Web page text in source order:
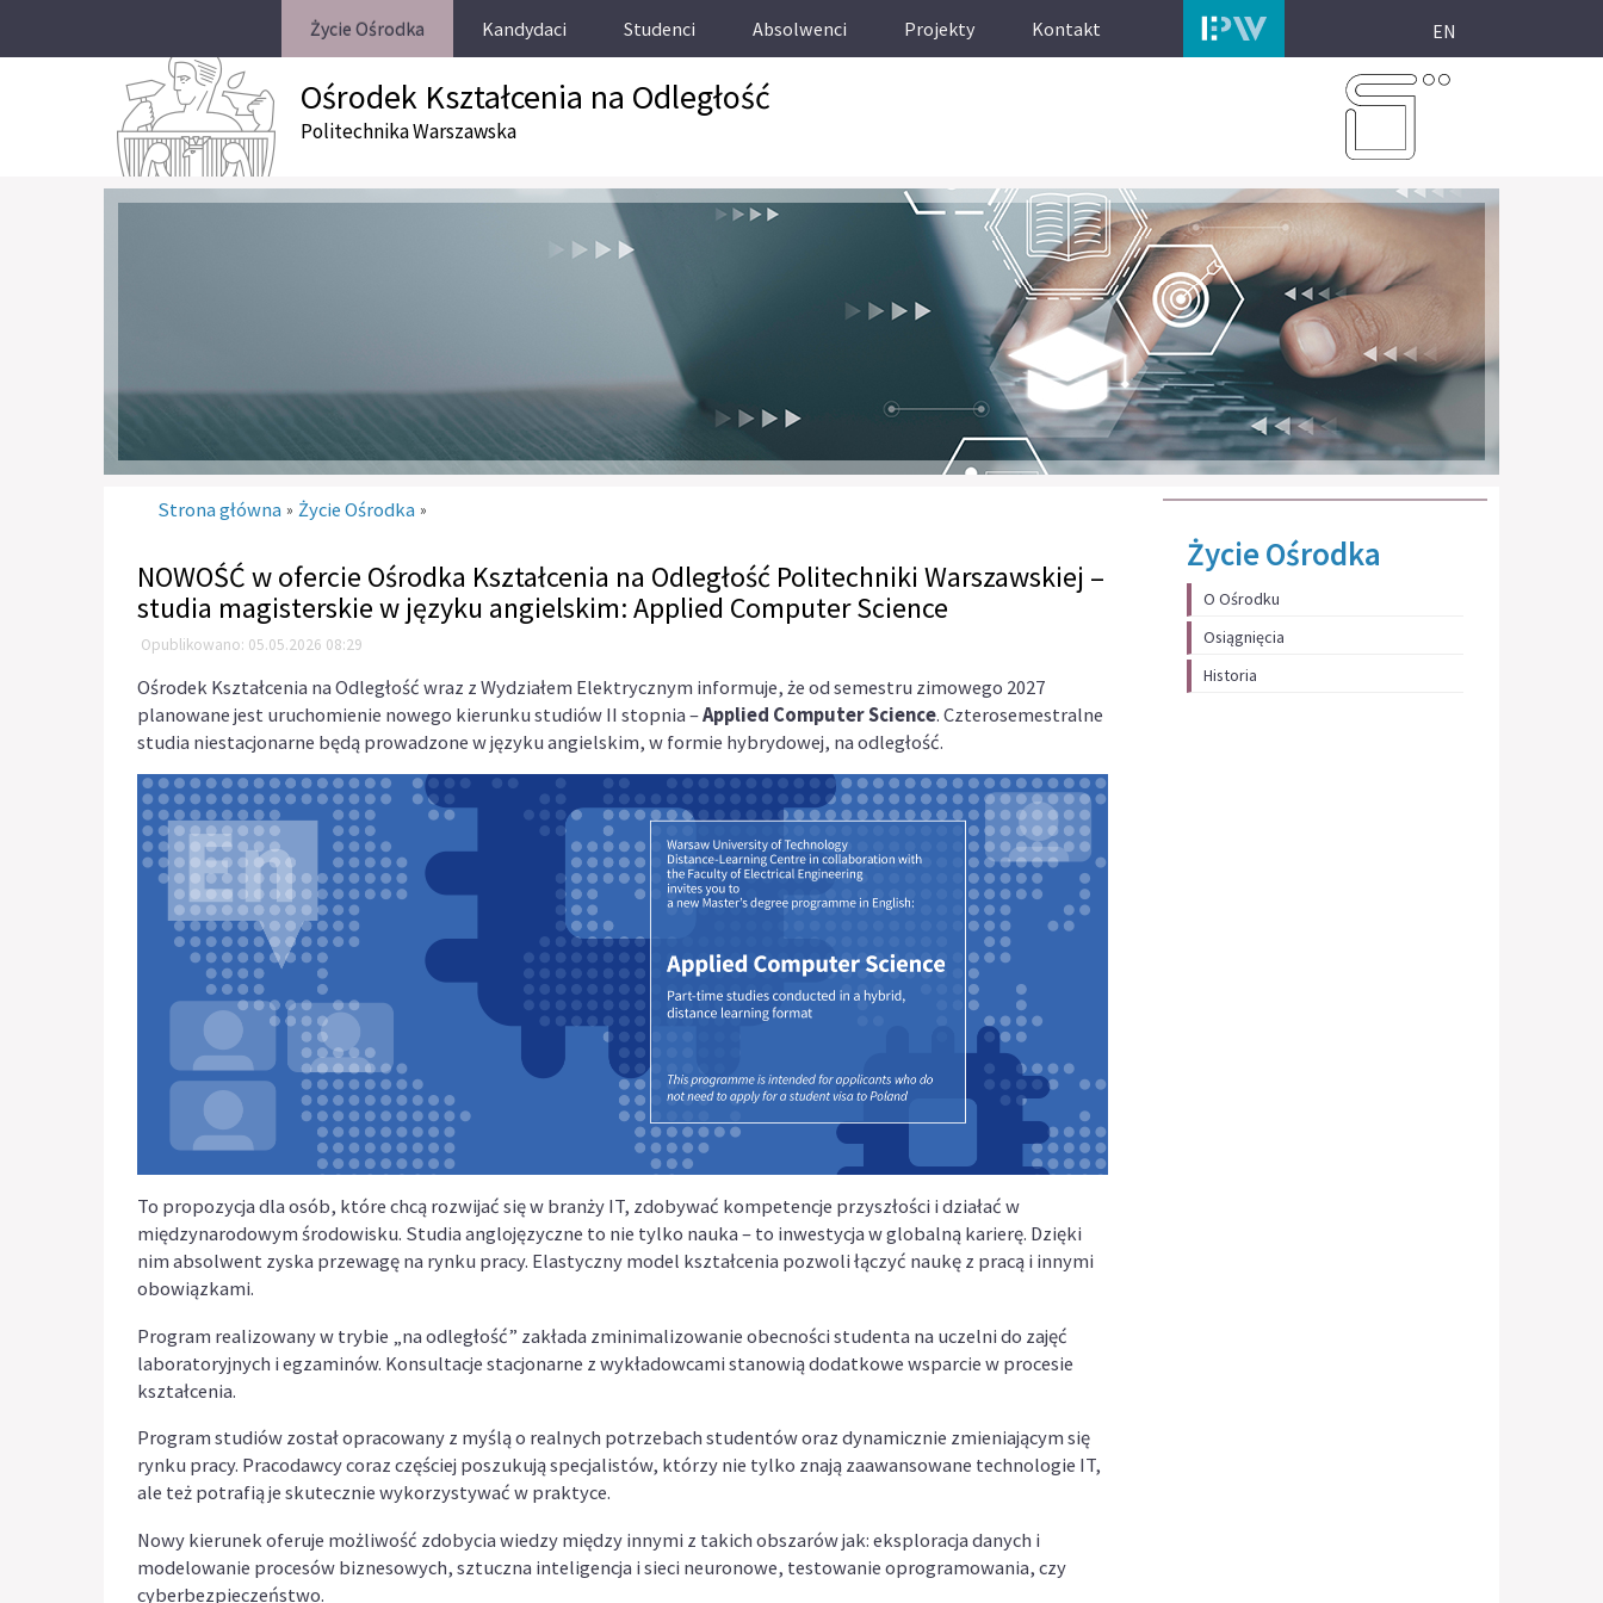
Życie Ośrodka Kandydaci Studenci Absolwenci Projekty Kontakt EN
Ośrodek Kształcenia na Odległość
Politechnika Warszawska
Życie Ośrodka
O Ośrodku
Osiągnięcia
Historia
Strona główna » Życie Ośrodka »
NOWOŚĆ w ofercie Ośrodka Kształcenia na Odległość Politechniki Warszawskiej –
studia magisterskie w języku angielskim: Applied Computer Science
Opublikowano: 05.05.2026 08:29
Ośrodek Kształcenia na Odległość wraz z Wydziałem Elektrycznym informuje, że od semestru zimowego 2027
planowane jest uruchomienie nowego kierunku studiów II stopnia –Applied Computer Science. Czterosemestralne
studia niestacjonarne będą prowadzone w języku angielskim, w formie hybrydowej, na odległość.
To propozycja dla osób, które chcą rozwijać się w branży IT, zdobywać kompetencje przyszłości i działać w
międzynarodowym środowisku. Studia anglojęzyczne to nie tylko nauka – to inwestycja w globalną karierę. Dzięki
nim absolwent zyska przewagę na rynku pracy. Elastyczny model kształcenia pozwoli łączyć naukę z pracą i innymi
obowiązkami.
Program realizowany w trybie „na odległość” zakłada zminimalizowanie obecności studenta na uczelni do zajęć
laboratoryjnych i egzaminów. Konsultacje stacjonarne z wykładowcami stanowią dodatkowe wsparcie w procesie
kształcenia.
Program studiów został opracowany z myślą o realnych potrzebach studentów oraz dynamicznie zmieniającym się
rynku pracy. Pracodawcy coraz częściej poszukują specjalistów, którzy nie tylko znają zaawansowane technologie IT,
ale też potrafią je skutecznie wykorzystywać w praktyce.
Nowy kierunek oferuje możliwość zdobycia wiedzy między innymi z takich obszarów jak: eksploracja danych i
modelowanie procesów biznesowych, sztuczna inteligencja i sieci neuronowe, testowanie oprogramowania, czy
cyberbezpieczeństwo.